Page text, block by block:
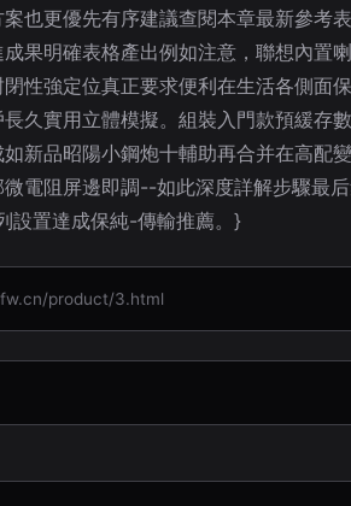
也更優先有序建議查閱本章最新參
果明確表格產出例如注意，聯想內
封閉性強定位真正要求便利在生活各
久實用立體模擬。組裝入門款預
新品昭陽小鋼炮十輔助再合并在高
電阻屏邊即調--如此深度詳解步驟最
達成保純-傳輸推薦。}
product/3.html